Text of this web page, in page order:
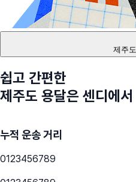
제주도
쉽고 간편한
제주도 용달은 센디에서
누적 운송 거리
0123456789